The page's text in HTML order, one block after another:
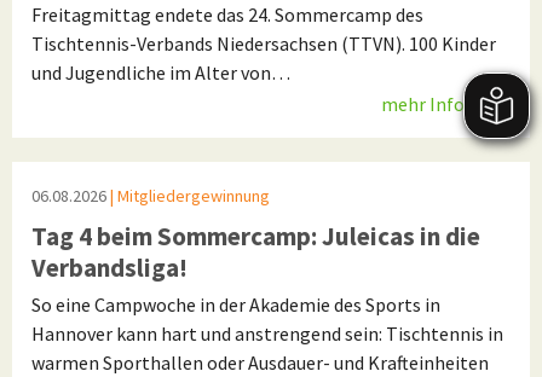
Freitagmittag endete das 24. Sommercamp des
Tischtennis-Verbands Niedersachsen (TTVN). 100 Kinder
und Jugendliche im Alter von…
mehr Infos
06.08.2026| Mitgliedergewinnung
Tag 4 beim Sommercamp: Juleicas in die
Verbandsliga!
So eine Campwoche in der Akademie des Sports in
Hannover kann hart und anstrengend sein: Tischtennis in
warmen Sporthallen oder Ausdauer- und Krafteinheiten